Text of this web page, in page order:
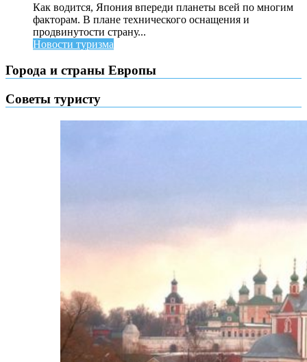
картам
Как водится, Япония впереди планеты всей по многим
факторам. В плане технического оснащения и
продвинутости страну...
Новости туризма
Города и страны Европы
Советы туристу